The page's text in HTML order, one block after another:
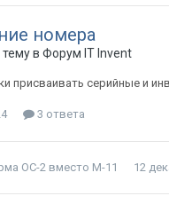
номера
в Форум IT Invent
присваивать серийные и
3 ответа
ОС-2 вместо М-11 12